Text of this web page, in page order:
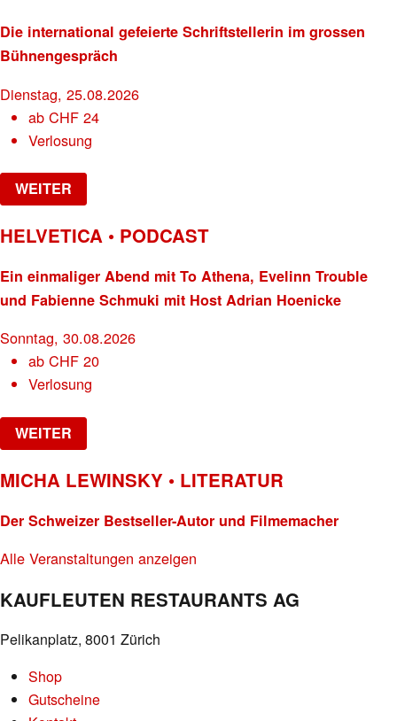
Die international gefeierte Schriftstellerin im grossen
Bühnengespräch
Dienstag, 25.08.2026
abCHF 24
Verlosung
WEITER
HELVETICA • PODCAST
Ein einmaliger Abend mit To Athena, Evelinn Trouble
und Fabienne Schmuki mit Host Adrian Hoenicke
Sonntag, 30.08.2026
abCHF 20
Verlosung
WEITER
MICHA LEWINSKY • LITERATUR
Der Schweizer Bestseller-Autor und Filmemacher
Alle Veranstaltungen anzeigen
KAUFLEUTEN RESTAURANTS AG
Pelikanplatz, 8001 Zürich
Shop
Gutscheine